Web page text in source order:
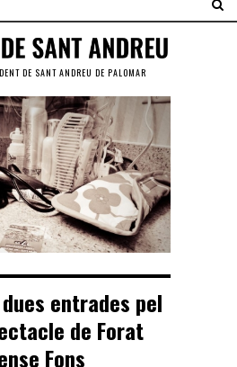
DE SANT ANDREU DE PALOMAR
entrades pel
de Forat
Fons